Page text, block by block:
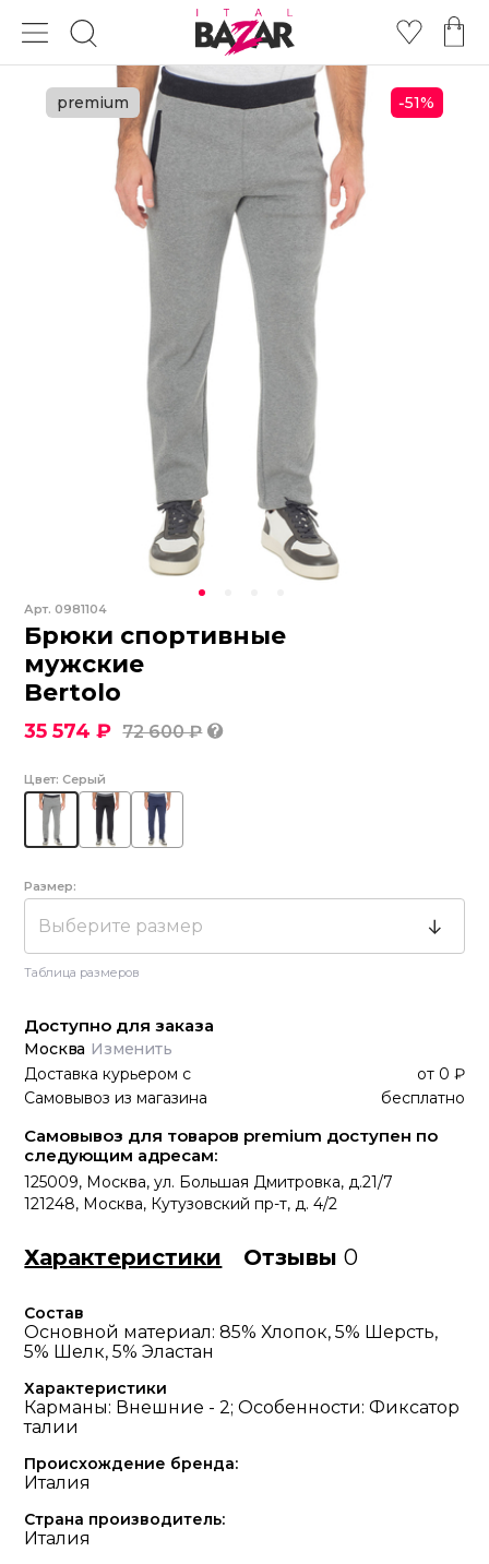
-51%
premium
Арт.0981104
Брюки спортивные
мужские
Bertolo
35 574 ₽ 72 600 ₽
Цвет: Серый
Размер:
Выберите размер
Таблица размеров
Доступно для заказа
Москва Изменить
Доставка курьером с от 0 ₽
Самовывоз из магазина
бесплатно
Самовывоз для товаров premium доступен по
следующим адресам:
125009, Москва, ул. Большая Дмитровка, д.21/7
121248, Москва, Кутузовский пр-т, д. 4/2
Характеристики Отзывы0
Состав
Основной материал: 85% Хлопок, 5% Шерсть,
5% Шелк, 5% Эластан
Характеристики
Карманы: Внешние - 2; Особенности: Фиксатор
талии
Происхождение бренда:
Италия
Страна производитель:
Италия